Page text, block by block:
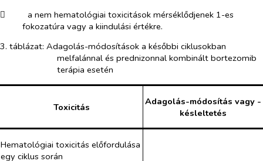
​
a nem hematológiai toxicitások mérséklődjenek 1-es
fokozatúra vagy a kiindulási értékre.
3. táblázat: Adagolás-módosítások a későbbi ciklusokban
melfalánnal és prednizonnal kombinált bortezomib
terápia esetén
Toxicitás
Adagolás-módosítás vagy -
késleltetés
Hematológiai toxicitás előfordulása
egy ciklus során